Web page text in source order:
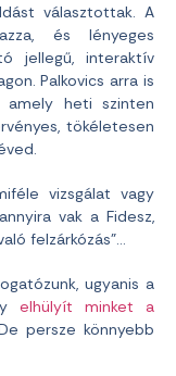
választottak. A
és lényeges
jellegű, interaktív
Palkovics arra is
heti szinten
tökéletesen
vizsgálat vagy
vak a Fidesz,
felzárkózás”…
ugyanis a
elhülyít minket a
De persze könnyebb